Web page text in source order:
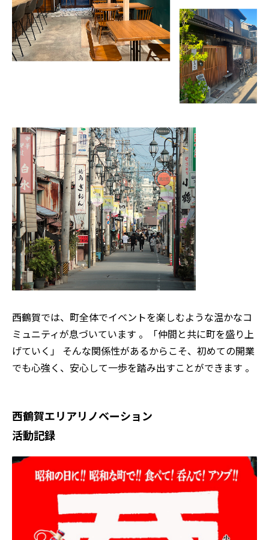
西鶴賀では、町全体でイベントを楽しむような温かなコ
ミュニティが息づいています 。「仲間と共に町を盛り上
げていく」 そんな関係性があるからこそ、初めての開業
でも心強く、安心して一歩を踏み出すことができます 。
西鶴賀エリアリノベーション
活動記録